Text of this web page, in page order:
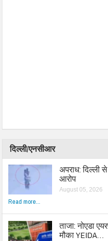
दिल्ली/एनसीआर
अपराध: दिल्ली
आरोप
August 05, 2026
Read more...
ताजा: नोएडा
मौका YEIDA…